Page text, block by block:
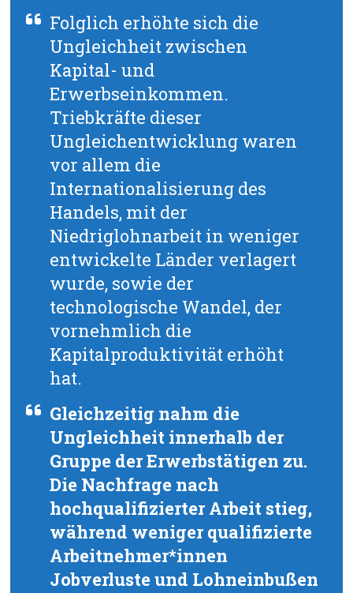
Folglich erhöhte sich die
Ungleichheit zwischen
Kapital- und
Erwerbseinkommen.
Triebkräfte dieser
Ungleichentwicklung waren
vor allem die
Internationalisierung des
Handels, mit der
Niedriglohnarbeit in weniger
entwickelte Länder verlagert
wurde, sowie der
technologische Wandel, der
vornehmlich die
Kapitalproduktivität erhöht
hat.
Gleichzeitig nahm die
Ungleichheit innerhalb der
Gruppe der Erwerbstätigen zu.
Die Nachfrage nach
hochqualifizierter Arbeit stieg,
während weniger qualifizierte
Arbeitnehmer*innen
Jobverluste und Lohneinbußen